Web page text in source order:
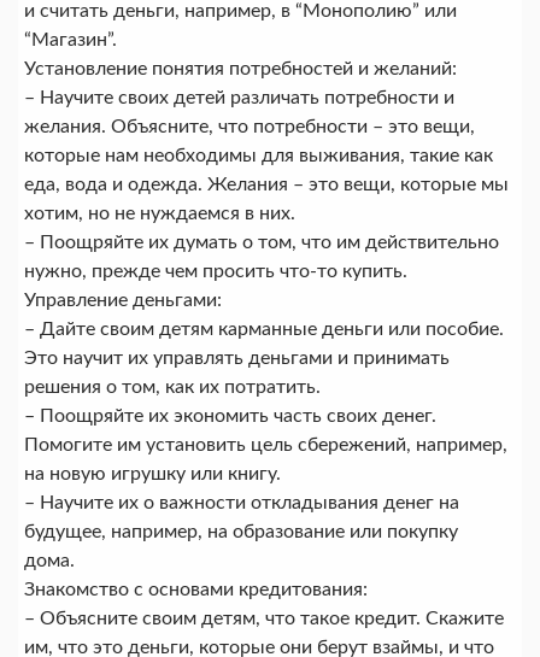
и считать деньги, например, в “Монополию” или
“Магазин”.
Установление понятия потребностей и желаний:
– Научите своих детей различать потребности и
желания. Объясните, что потребности – это вещи,
которые нам необходимы для выживания, такие как
еда, вода и одежда. Желания – это вещи, которые мы
хотим, но не нуждаемся в них.
– Поощряйте их думать о том, что им действительно
нужно, прежде чем просить что-то купить.
Управление деньгами:
– Дайте своим детям карманные деньги или пособие.
Это научит их управлять деньгами и принимать
решения о том, как их потратить.
– Поощряйте их экономить часть своих денег.
Помогите им установить цель сбережений, например,
на новую игрушку или книгу.
– Научите их о важности откладывания денег на
будущее, например, на образование или покупку
дома.
Знакомство с основами кредитования:
– Объясните своим детям, что такое кредит. Скажите
им, что это деньги, которые они берут взаймы, и что